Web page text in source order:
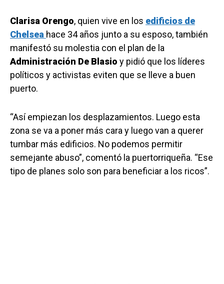
Clarisa Orengo, quien vive en los edificios de
Chelsea hace 34 años junto a su esposo, también
manifestó su molestia con el plan de la
Administración De Blasio y pidió que los líderes
políticos y activistas eviten que se lleve a buen
puerto.
“Así empiezan los desplazamientos. Luego esta
zona se va a poner más cara y luego van a querer
tumbar más edificios. No podemos permitir
semejante abuso”, comentó la puertorriqueña. “Ese
tipo de planes solo son para beneficiar a los ricos”.